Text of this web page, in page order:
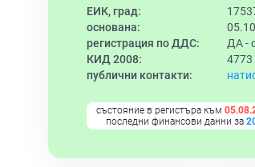
ЕИК, град:
основана:
регистрация по ДДС:
ДА -
КИД 2008:
4773
публични контакти:
състояние в регистъра към
последни финансови данни за